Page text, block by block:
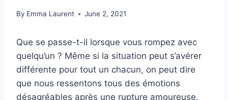
By Emma Laurent June 2, 2021
Que se passe-t-il lorsque vous rompez avec
quelqu’un ? Même si la situation peut s’avérer
différente pour tout un chacun, on peut dire
que nous ressentons tous des émotions
désagréables après une rupture amoureuse.